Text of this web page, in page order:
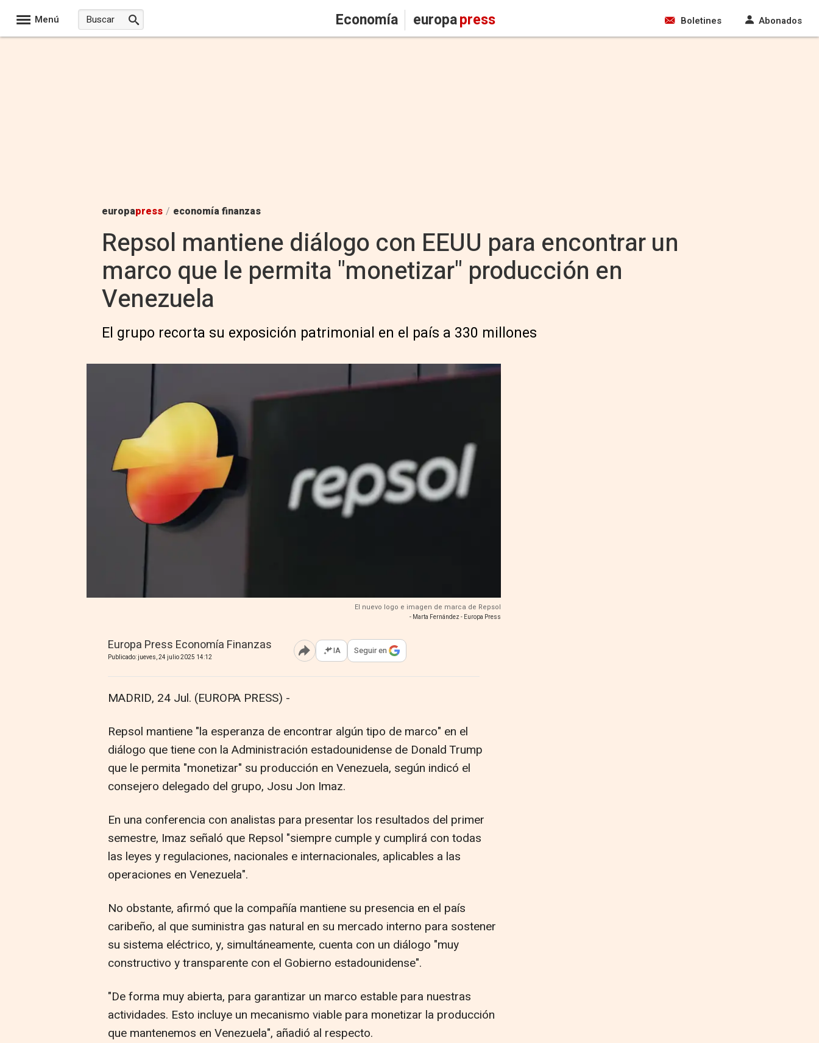
Menú Economía europapress Boletines Abonados
europapress / economía finanzas
Repsol mantiene diálogo con EEUU para encontrar un
marco que le permita "monetizar" producción en
Venezuela
El grupo recorta su exposición patrimonial en el país a 330 millones
El nuevo logo e imagen de marca de Repsol
- Marta Fernández - Europa Press
Europa Press Economía Finanzas
Publicado: jueves, 24 julio 2025 14:12 Abrir opciones para compartir
IA Seguir en
MADRID, 24 Jul. (EUROPA PRESS) -
Repsol mantiene "la esperanza de encontrar algún tipo de marco" en el
diálogo que tiene con la Administración estadounidense de Donald Trump
que le permita "monetizar" su producción en Venezuela, según indicó el
consejero delegado del grupo, Josu Jon Imaz.
En una conferencia con analistas para presentar los resultados del primer
semestre, Imaz señaló que Repsol "siempre cumple y cumplirá con todas
las leyes y regulaciones, nacionales e internacionales, aplicables a las
operaciones en Venezuela".
No obstante, afirmó que la compañía mantiene su presencia en el país
caribeño, al que suministra gas natural en su mercado interno para sostener
su sistema eléctrico, y, simultáneamente, cuenta con un diálogo "muy
constructivo y transparente con el Gobierno estadounidense".
"De forma muy abierta, para garantizar un marco estable para nuestras
actividades. Esto incluye un mecanismo viable para monetizar la producción
que mantenemos en Venezuela", añadió al respecto.